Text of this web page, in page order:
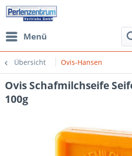
Menü
Übersicht Ovis-Hansen
Ovis Schafmilchseife
100g